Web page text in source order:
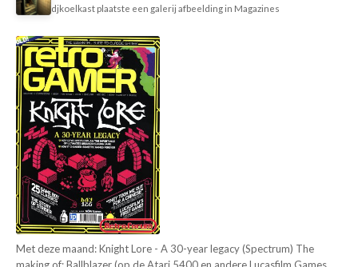
djkoelkast plaatste een galerij afbeelding in Magazines
Met deze maand: Knight Lore - A 30-year legacy (Spectrum) The
making of: Ballblazer (op de Atari 5400 en andere Lucasfilm Games